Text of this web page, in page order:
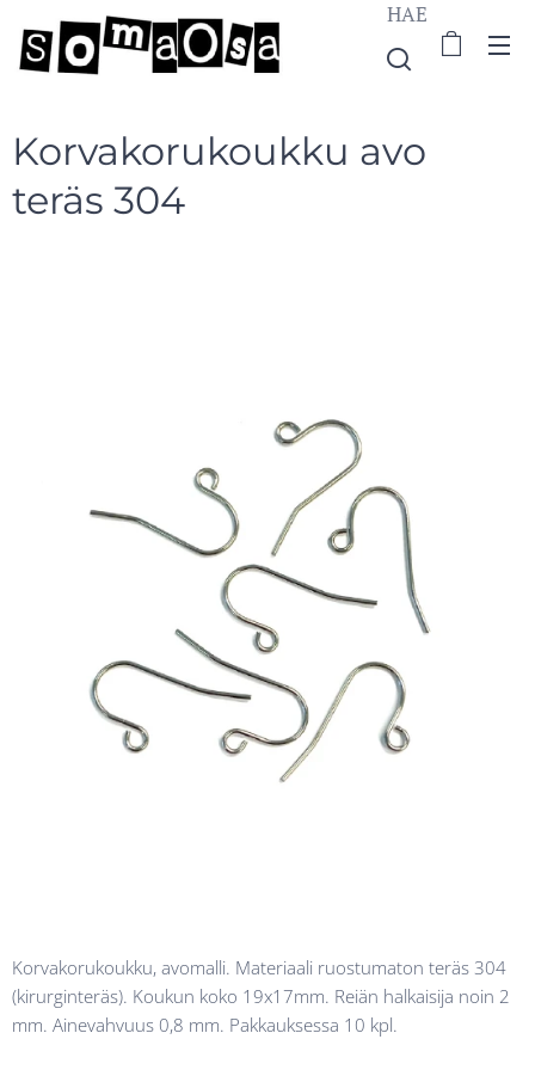
HAE
Korvakorukoukku avo
teräs 304
Korvakorukoukku, avomalli. Materiaali ruostumaton teräs 304
(kirurginteräs). Koukun koko 19x17mm. Reiän halkaisija noin 2
mm. Ainevahvuus 0,8 mm. Pakkauksessa 10 kpl.